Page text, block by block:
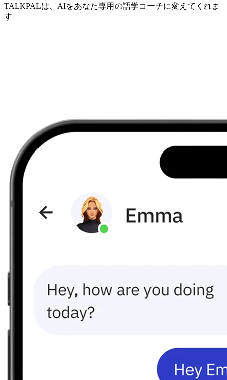
TALKPALは、AIをあなた専用の語学コーチに変えてくれま
す